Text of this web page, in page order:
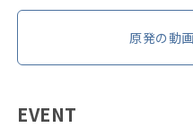
原発の動
EVENT